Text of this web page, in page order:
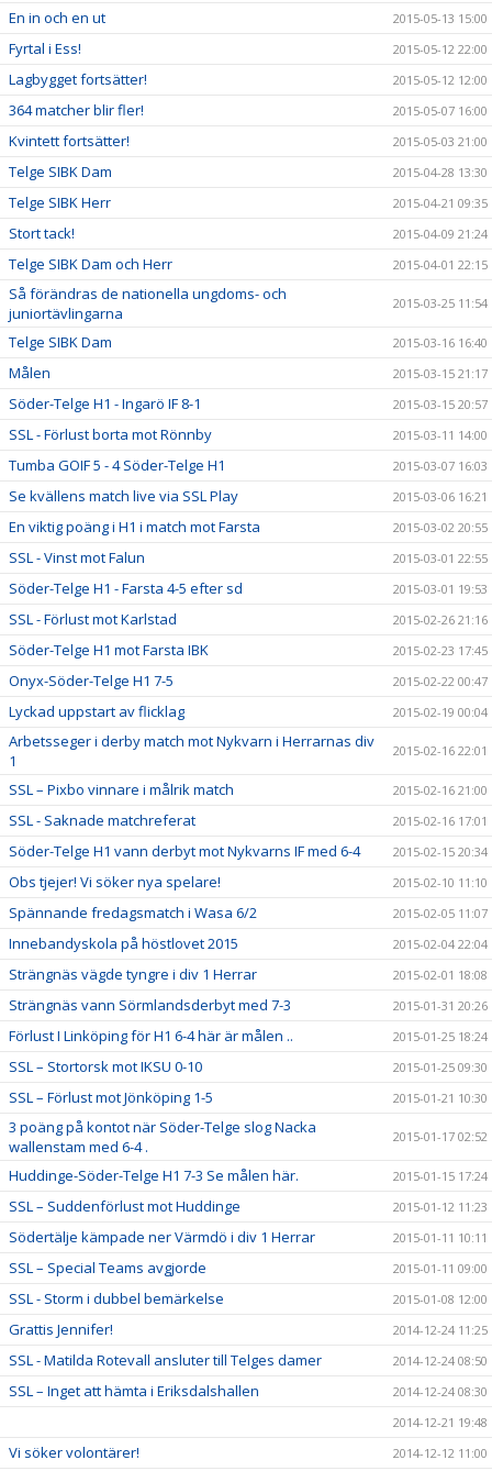
En in och en ut 2015-05-13 15:00
Fyrtal i Ess! 2015-05-12 22:00
Lagbygget fortsätter! 2015-05-12 12:00
364 matcher blir fler! 2015-05-07 16:00
Kvintett fortsätter! 2015-05-03 21:00
Telge SIBK Dam 2015-04-28 13:30
Telge SIBK Herr 2015-04-21 09:35
Stort tack! 2015-04-09 21:24
Telge SIBK Dam och Herr 2015-04-01 22:15
Så förändras de nationella ungdoms- och
juniortävlingarna
2015-03-25 11:54
Telge SIBK Dam 2015-03-16 16:40
Målen 2015-03-15 21:17
Söder-Telge H1 - Ingarö IF 8-1 2015-03-15 20:57
SSL - Förlust borta mot Rönnby 2015-03-11 14:00
Tumba GOIF 5 - 4 Söder-Telge H1 2015-03-07 16:03
Se kvällens match live via SSL Play 2015-03-06 16:21
En viktig poäng i H1 i match mot Farsta 2015-03-02 20:55
SSL - Vinst mot Falun 2015-03-01 22:55
Söder-Telge H1 - Farsta 4-5 efter sd 2015-03-01 19:53
SSL - Förlust mot Karlstad 2015-02-26 21:16
Söder-Telge H1 mot Farsta IBK 2015-02-23 17:45
Onyx-Söder-Telge H1 7-5 2015-02-22 00:47
Lyckad uppstart av flicklag 2015-02-19 00:04
Arbetsseger i derby match mot Nykvarn i Herrarnas div
1
2015-02-16 22:01
SSL – Pixbo vinnare i målrik match 2015-02-16 21:00
SSL - Saknade matchreferat 2015-02-16 17:01
Söder-Telge H1 vann derbyt mot Nykvarns IF med 6-4 2015-02-15 20:34
Obs tjejer! Vi söker nya spelare! 2015-02-10 11:10
Spännande fredagsmatch i Wasa 6/2 2015-02-05 11:07
Innebandyskola på höstlovet 2015 2015-02-04 22:04
Strängnäs vägde tyngre i div 1 Herrar 2015-02-01 18:08
Strängnäs vann Sörmlandsderbyt med 7-3 2015-01-31 20:26
Förlust I Linköping för H1 6-4 här är målen .. 2015-01-25 18:24
SSL – Stortorsk mot IKSU 0-10 2015-01-25 09:30
SSL – Förlust mot Jönköping 1-5 2015-01-21 10:30
3 poäng på kontot när Söder-Telge slog Nacka
wallenstam med 6-4 .
2015-01-17 02:52
Huddinge-Söder-Telge H1 7-3 Se målen här. 2015-01-15 17:24
SSL – Suddenförlust mot Huddinge 2015-01-12 11:23
Södertälje kämpade ner Värmdö i div 1 Herrar 2015-01-11 10:11
SSL – Special Teams avgjorde 2015-01-11 09:00
SSL - Storm i dubbel bemärkelse 2015-01-08 12:00
Grattis Jennifer! 2014-12-24 11:25
SSL - Matilda Rotevall ansluter till Telges damer 2014-12-24 08:50
SSL – Inget att hämta i Eriksdalshallen
2014-12-24 08:30
2014-12-21 19:48
Vi söker volontärer! 2014-12-12 11:00